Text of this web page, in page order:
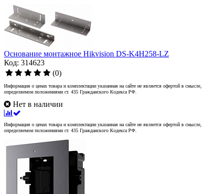
Основание монтажное Hikvision DS-K4H258-LZ
Код: 314623
(0)
Информация о ценах товара и комплектации указанная на сайте не является офертой в смысле,
определяемом положениями ст. 435 Гражданского Кодекса РФ.
Нет в наличии
Информация о ценах товара и комплектации указанная на сайте не является офертой в смысле,
определяемом положениями ст. 435 Гражданского Кодекса РФ.